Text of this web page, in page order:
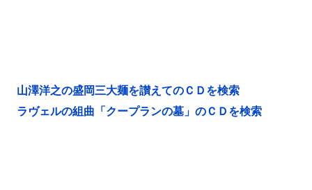
山澤洋之の盛岡三大麺を讃えてのＣＤを検索
ラヴェルの組曲「クープランの墓」のＣＤを検索